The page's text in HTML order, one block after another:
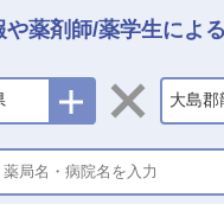
薬剤師/薬学生によ
大島郡